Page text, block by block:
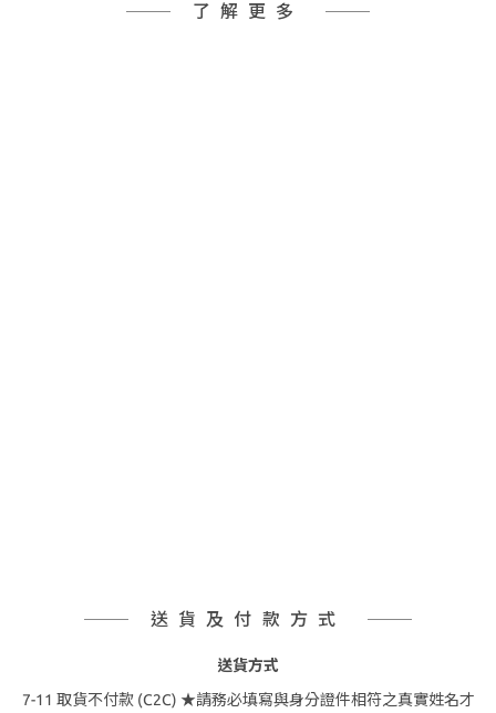
了解更多
送貨及付款方式
送貨方式
7-11 取貨不付款 (C2C) ★請務必填寫與身分證件相符之真實姓名才